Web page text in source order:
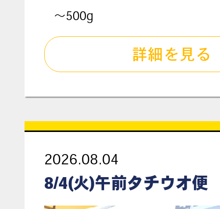
～500g
詳細を見る
2026.08.04
8/4(火)午前タチウオ便